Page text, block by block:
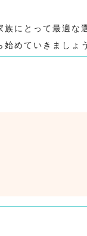
にとって最適
めていきましょ